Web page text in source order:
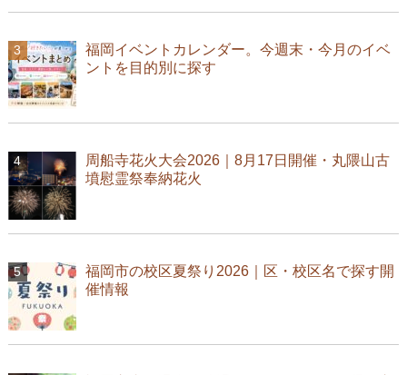
福岡イベントカレンダー。今週末・今月のイベ
ントを目的別に探す
周船寺花火大会2026｜8月17日開催・丸隈山古
墳慰霊祭奉納花火
福岡市の校区夏祭り2026｜区・校区名で探す開
催情報